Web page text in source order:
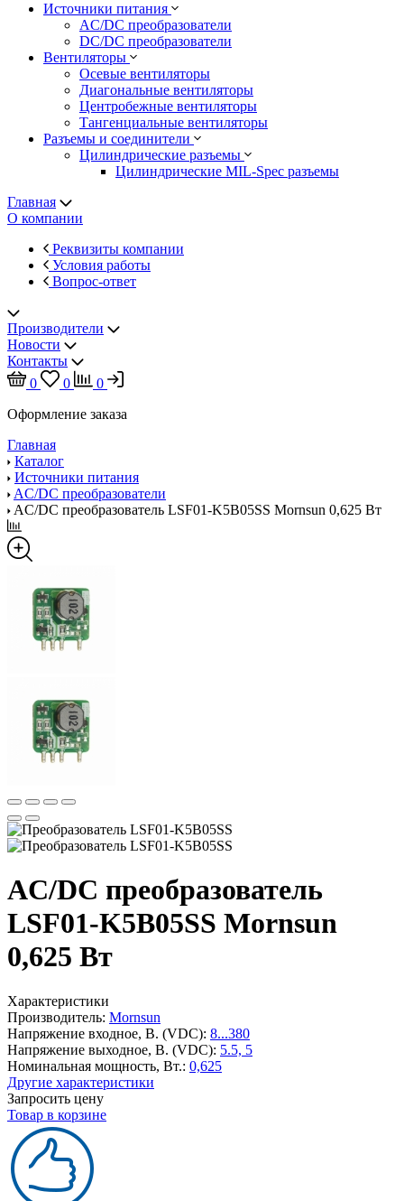
Источники питания
AC/DC преобразователи
DC/DC преобразователи
Вентиляторы
Осевые вентиляторы
Диагональные вентиляторы
Центробежные вентиляторы
Тангенциальные вентиляторы
Разъемы и соединители
Цилиндрические разъемы
Цилиндрические MIL-Spec разъемы
Главная
О компании
Реквизиты компании
Условия работы
Вопрос-ответ
Производители
Новости
Контакты
0
0
0
Оформление заказа
Главная
Каталог
Источники питания
AC/DC преобразователи
AC/DC преобразователь LSF01-K5B05SS Mornsun 0,625 Вт
AC/DC преобразователь
LSF01-K5B05SS Mornsun
0,625 Вт
Характеристики
Производитель: Mornsun
Напряжение входное, В. (VDC): 8...380
Напряжение выходное, В. (VDC): 5.5, 5
Номинальная мощность, Вт.: 0,625
Другие характеристики
Запросить цену
Товар в корзине